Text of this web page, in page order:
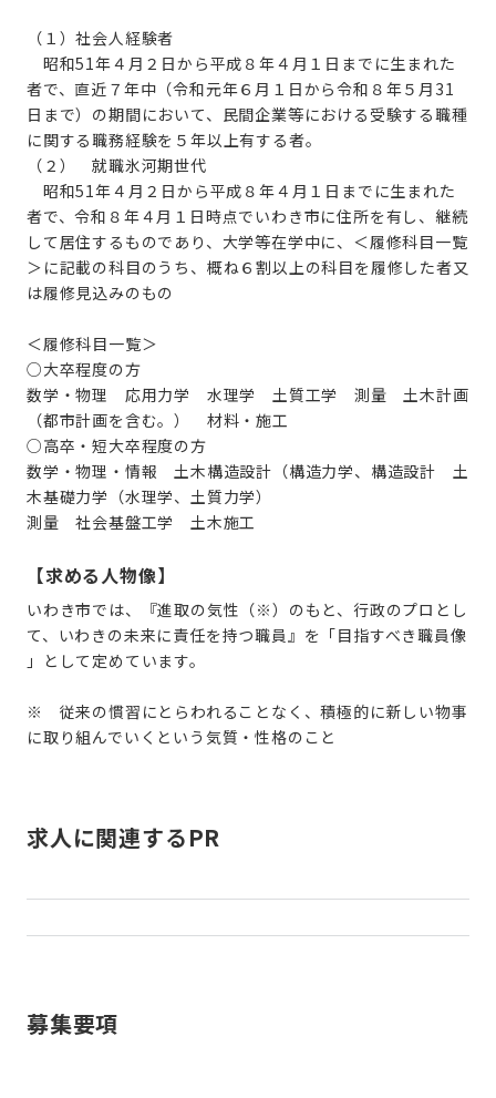
（１）社会人経験者
昭和51年４月２日から平成８年４月１日までに生まれた
者で、直近７年中（令和元年６月１日から令和８年５月31
日まで）の期間において、民間企業等における受験する職種
に関する職務経験を５年以上有する者。
（２） 就職氷河期世代
昭和51年４月２日から平成８年４月１日までに生まれた
者で、令和８年４月１日時点でいわき市に住所を有し、継続
して居住するものであり、大学等在学中に、＜履修科目一覧
＞に記載の科目のうち、概ね６割以上の科目を履修した者又
は履修見込みのもの
＜履修科目一覧＞
○大卒程度の方
数学・物理 応用力学 水理学 土質工学 測量 土木計画
（都市計画を含む。） 材料・施工
○高卒・短大卒程度の方
数学・物理・情報 土木構造設計（構造力学、構造設計 土
木基礎力学（水理学、土質力学）
測量 社会基盤工学 土木施工
【求める人物像】
いわき市では、『進取の気性（※）のもと、行政のプロとし
て、いわきの未来に責任を持つ職員』を「目指すべき職員像
」として定めています。
※ 従来の慣習にとらわれることなく、積極的に新しい物事
に取り組んでいくという気質・性格のこと
求人に関連するPR
募集要項